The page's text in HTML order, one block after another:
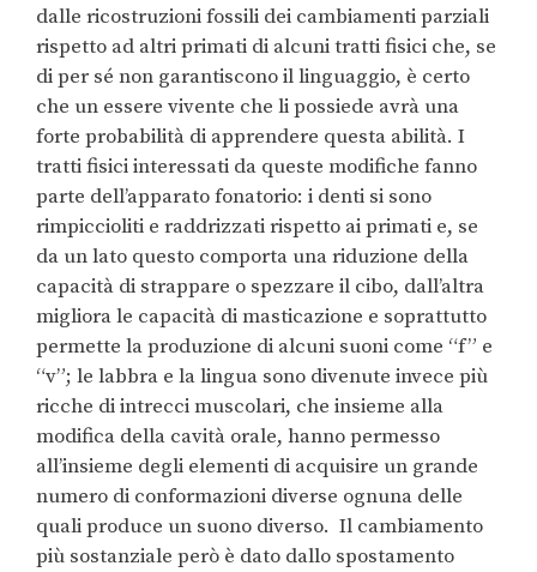
dalle ricostruzioni fossili dei cambiamenti parziali
rispetto ad altri primati di alcuni tratti fisici che, se
di per sé non garantiscono il linguaggio, è certo
che un essere vivente che li possiede avrà una
forte probabilità di apprendere questa abilità. I
tratti fisici interessati da queste modifiche fanno
parte dell’apparato fonatorio: i denti si sono
rimpiccioliti e raddrizzati rispetto ai primati e, se
da un lato questo comporta una riduzione della
capacità di strappare o spezzare il cibo, dall’altra
migliora le capacità di masticazione e soprattutto
permette la produzione di alcuni suoni come “f” e
“v”; le labbra e la lingua sono divenute invece più
ricche di intrecci muscolari, che insieme alla
modifica della cavità orale, hanno permesso
all’insieme degli elementi di acquisire un grande
numero di conformazioni diverse ognuna delle
quali produce un suono diverso. Il cambiamento
più sostanziale però è dato dallo spostamento